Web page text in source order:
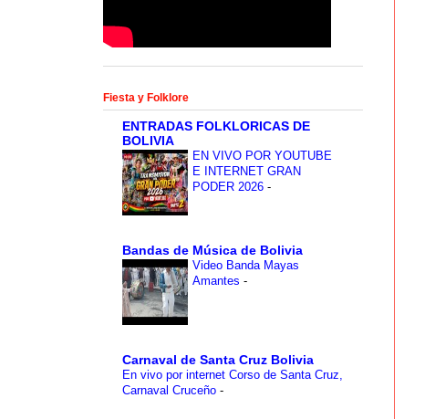
Fiesta y Folklore
ENTRADAS FOLKLORICAS DE
BOLIVIA
EN VIVO POR YOUTUBE
E INTERNET GRAN
PODER 2026 -
Bandas de Música de Bolivia
Video Banda Mayas
Amantes -
Carnaval de Santa Cruz Bolivia
En vivo por internet Corso de Santa Cruz,
Carnaval Cruceño -